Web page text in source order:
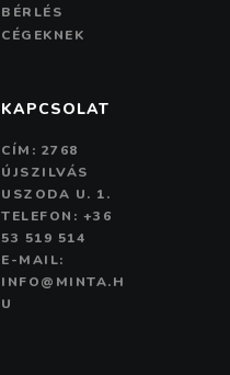
BÉRLÉS
CÉGEKNEK
KAPCSOLAT
CÍM: 2768
ÚJSZILVÁS
USZODA U. 1.
TELEFON: +36
53 519 514
E-MAIL:
INFO@MINTA.H
U